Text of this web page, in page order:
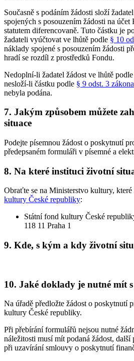
Současně s podáním žádosti složí
spojených s posouzením žádosti na účet
statutem diferencovaně. Tuto částku je
žadateli vyúčtovat ve lhůtě podle § 10
náklady spojené s posouzením žádosti
hradí se rozdíl z prostředků Fondu.
Nedoplní-li žadatel žádost ve lhůtě podle
nesloží-li částku podle § 9 odst. 3 zákona
nebyla podána.
7. Jakým způsobem můžete
situace
Podejte písemnou žádost o poskytnutí
předepsaném formuláři v písemné a
8. Na které instituci životní
Obraťte se na Ministerstvo kultury, které
kultury České republiky:
Státní fond kultury České
118 11 Praha 1
9. Kde, s kým a kdy životní
10. Jaké doklady je nutné mít s
Na úřadě předložte žádost o poskytnutí
kultury České republiky.
Při přebírání formulářů nejsou nutné
náležitosti musí mít podaná žádost,
při uzavírání smlouvy o poskytnutí